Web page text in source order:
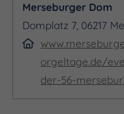
Merseburger Dom
Domplatz 7, 06217
orgeltage.de/
der-56-